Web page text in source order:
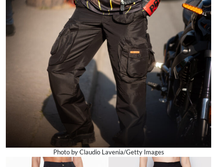
Photo by Claudio Lavenia/Getty Images